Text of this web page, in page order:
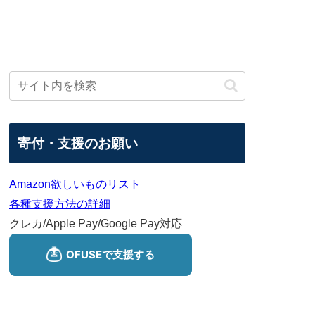
寄付・支援のお願い
Amazon欲しいものリスト
各種支援方法の詳細
クレカ/Apple Pay/Google Pay対応